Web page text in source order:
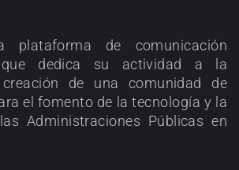
plataforma de comunicación
que dedica su actividad a la
de una comunidad de
el fomento de la tecnología y la
Administraciones Públicas en